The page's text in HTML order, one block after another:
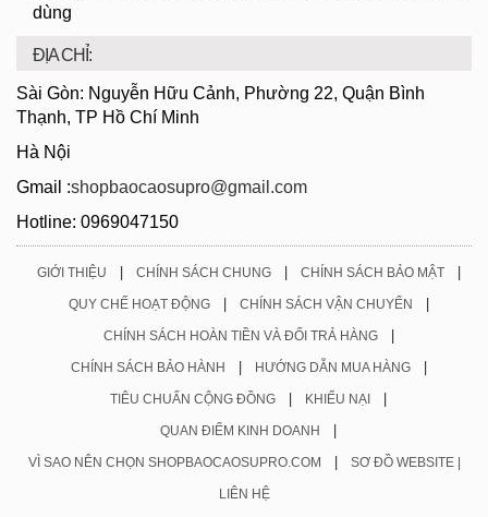
dùng
ĐỊA CHỈ:
Sài Gòn: Nguyễn Hữu Cảnh, Phường 22, Quận Bình
Thạnh, TP Hồ Chí Minh
Hà Nội
Gmail :shopbaocaosupro@gmail.com
Hotline: 0969047150
GIỚI THIỆU | CHÍNH SÁCH CHUNG | CHÍNH SÁCH BẢO MẬT |
QUY CHẾ HOẠT ĐỘNG | CHÍNH SÁCH VẬN CHUYỂN |
CHÍNH SÁCH HOÀN TIỀN VÀ ĐỔI TRẢ HÀNG |
CHÍNH SÁCH BẢO HÀNH | HƯỚNG DẪN MUA HÀNG |
TIÊU CHUẨN CỘNG ĐỒNG | KHIẾU NẠI |
QUAN ĐIỂM KINH DOANH |
VÌ SAO NÊN CHỌN SHOPBAOCAOSUPRO.COM | SƠ ĐỒ WEBSITE |
LIÊN HỆ